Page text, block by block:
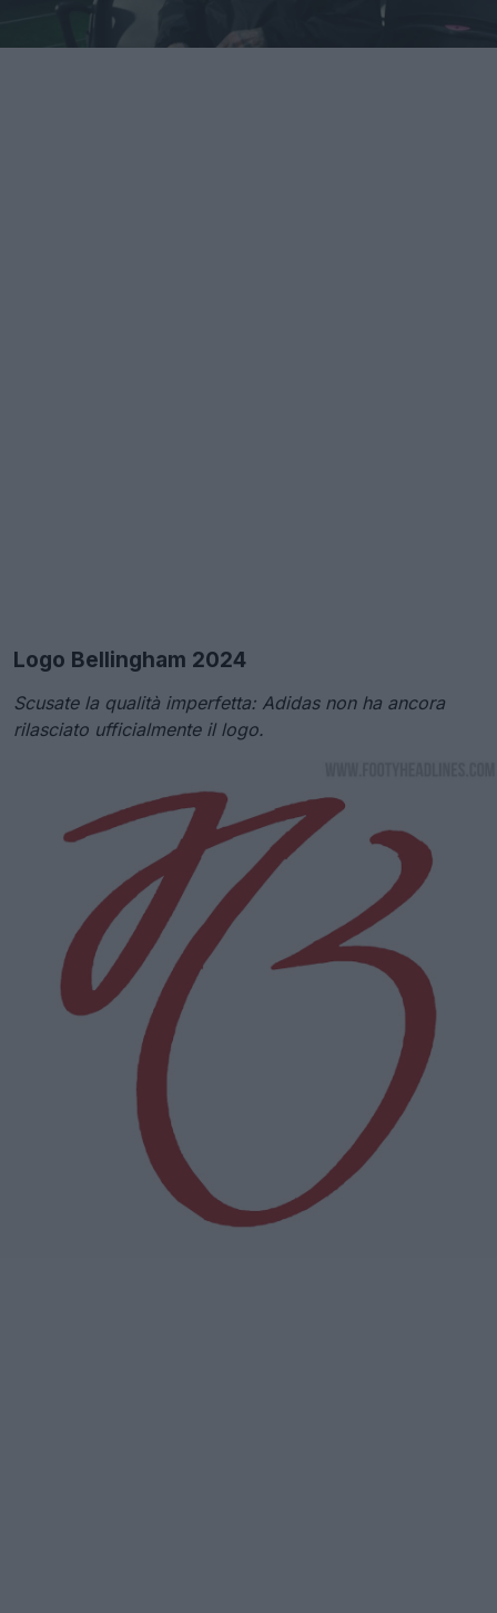
Logo Bellingham 2024
Scusate la qualità imperfetta: Adidas non ha ancora
rilasciato ufficialmente il logo.